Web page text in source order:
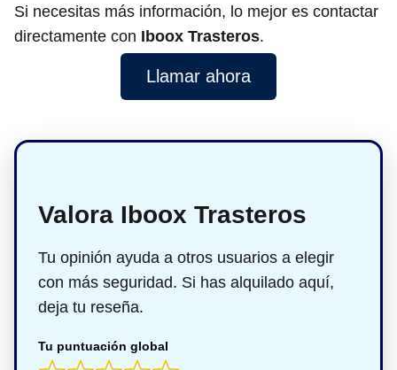
Si necesitas más información, lo mejor es contactar
directamente con Iboox Trasteros.
Llamar ahora
Valora Iboox Trasteros
Tu opinión ayuda a otros usuarios a elegir
con más seguridad. Si has alquilado aquí,
deja tu reseña.
Tu puntuación global